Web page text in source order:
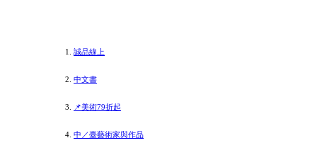
誠品線上
中文書
📌美術79折起
中／臺藝術家與作品